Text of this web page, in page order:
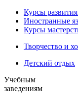
Курсы
Иностранные
Курсы
Творчество и
Детский отдых
Учебным
заведениям